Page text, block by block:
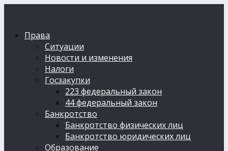
Права
Ситуации
Новости и изменения
Налоги
Госзакупки
223 федеральный закон
44 федеральный закон
Банкротство
Банкротство физических лиц
Банкротство юридических лиц
Образование